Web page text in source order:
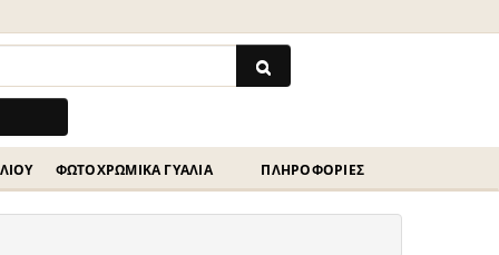
ΦΩΤΟΧΡΩΜΙΚΆ ΓΥΑΛΙΆ ΠΛΗΡΟΦΟΡΙΕΣ